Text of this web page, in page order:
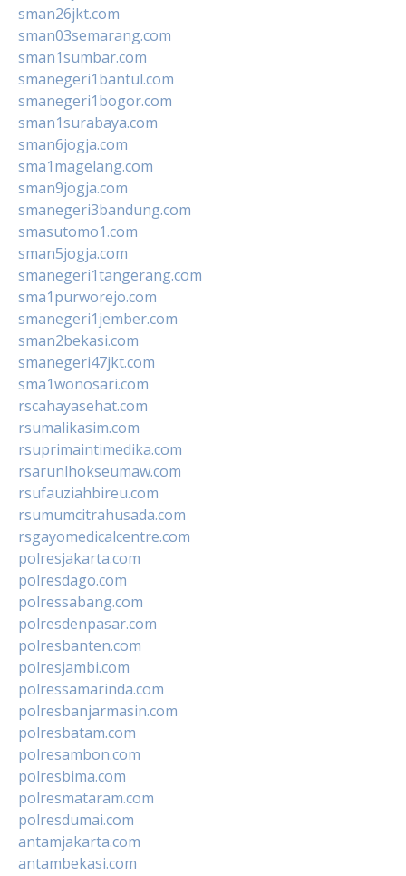
sman26jkt.com
sman03semarang.com
sman1sumbar.com
smanegeri1bantul.com
smanegeri1bogor.com
sman1surabaya.com
sman6jogja.com
sma1magelang.com
sman9jogja.com
smanegeri3bandung.com
smasutomo1.com
sman5jogja.com
smanegeri1tangerang.com
sma1purworejo.com
smanegeri1jember.com
sman2bekasi.com
smanegeri47jkt.com
sma1wonosari.com
rscahayasehat.com
rsumalikasim.com
rsuprimaintimedika.com
rsarunlhokseumaw.com
rsufauziahbireu.com
rsumumcitrahusada.com
rsgayomedicalcentre.com
polresjakarta.com
polresdago.com
polressabang.com
polresdenpasar.com
polresbanten.com
polresjambi.com
polressamarinda.com
polresbanjarmasin.com
polresbatam.com
polresambon.com
polresbima.com
polresmataram.com
polresdumai.com
antamjakarta.com
antambekasi.com